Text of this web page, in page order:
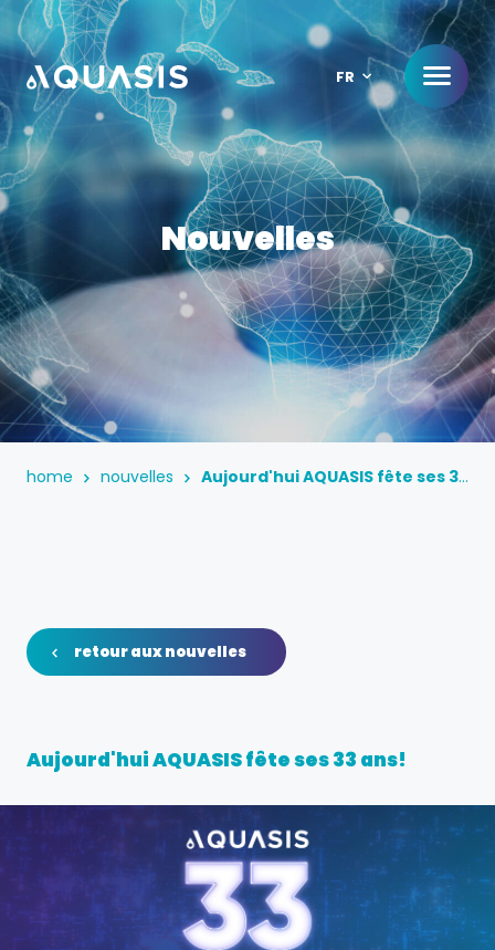
FR
Nouvelles
home nouvelles
Aujourd'hui AQUASIS fête ses 33
retour aux nouvelles
Aujourd'hui AQUASIS fête ses 33 ans!